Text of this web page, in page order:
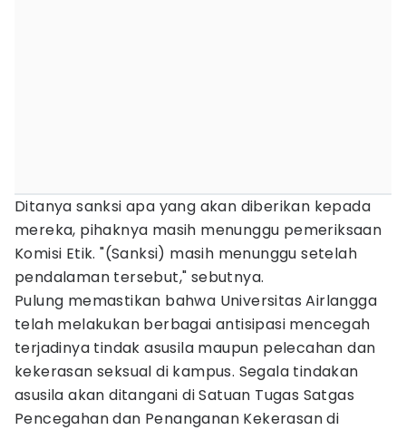
Ditanya sanksi apa yang akan diberikan kepada
mereka, pihaknya masih menunggu pemeriksaan
Komisi Etik. "(Sanksi) masih menunggu setelah
pendalaman tersebut," sebutnya.
Pulung memastikan bahwa Universitas Airlangga
telah melakukan berbagai antisipasi mencegah
terjadinya tindak asusila maupun pelecahan dan
kekerasan seksual di kampus. Segala tindakan
asusila akan ditangani di Satuan Tugas Satgas
Pencegahan dan Penanganan Kekerasan di